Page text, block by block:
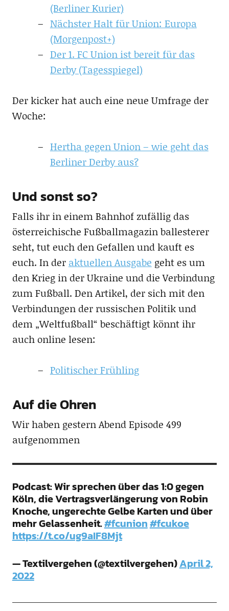
(Berliner Kurier)
Nächster Halt für Union: Europa
(Morgenpost+)
Der 1. FC Union ist bereit für das
Derby (Tagesspiegel)
Der kicker hat auch eine neue Umfrage der
Woche:
Hertha gegen Union – wie geht das
Berliner Derby aus?
Und sonst so?
Falls ihr in einem Bahnhof zufällig das
österreichische Fußballmagazin ballesterer
seht, tut euch den Gefallen und kauft es
euch. In der aktuellen Ausgabe geht es um
den Krieg in der Ukraine und die Verbindung
zum Fußball. Den Artikel, der sich mit den
Verbindungen der russischen Politik und
dem „Weltfußball“ beschäftigt könnt ihr
auch online lesen:
Politischer Frühling
Auf die Ohren
Wir haben gestern Abend Episode 499
aufgenommen
Podcast: Wir sprechen über das 1:0 gegen
Köln, die Vertragsverlängerung von Robin
Knoche, ungerechte Gelbe Karten und über
mehr Gelassenheit.#fcunion#fcukoe
https://t.co/ug9aIF8Mjt
— Textilvergehen (@textilvergehen)April 2,
2022